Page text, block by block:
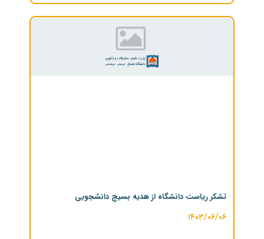
تشکر ریاست دانشگاه از هدیه بسیج دانشجویی
۱۴۰۳/۰۶/۰۶